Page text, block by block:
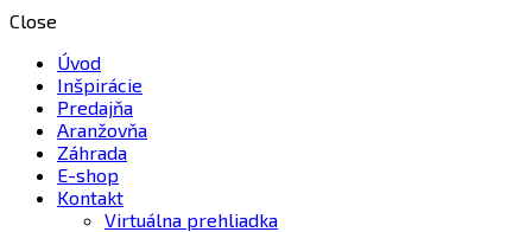
Close
Úvod
Inšpirácie
Predajňa
Aranžovňa
Záhrada
E-shop
Kontakt
Virtuálna prehliadka